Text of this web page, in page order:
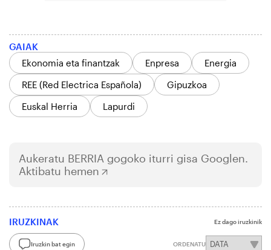
GAIAK
Ekonomia eta finantzak
Enpresa
Energia
REE (Red Electrica Española)
Gipuzkoa
Euskal Herria
Lapurdi
Aukeratu BERRIA gogoko iturri gisa Googlen.
Aktibatu hemen
IRUZKINAK Ez dago iruzkinik
Iruzkin bat egin ORDENATU